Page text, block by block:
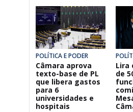
POLÍTICA E PODER
Câmara aprova
texto-base de PL
que libera gastos
para 6
universidades e
hospitais
Lira
de